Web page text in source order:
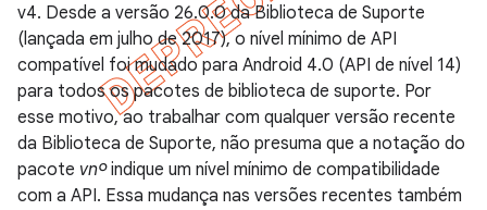
v4. Desde a versão 26.0.0 da Biblioteca de Suporte
(lançada em julho de 2017), o nível mínimo de API
compatível foi mudado para Android 4.0 (API de nível 14)
para todos os pacotes de biblioteca de suporte. Por
esse motivo, ao trabalhar com qualquer versão recente
da Biblioteca de Suporte, não presuma que a notação do
pacote vnºindique um nível mínimo de compatibilidade
com a API. Essa mudança nas versões recentes também